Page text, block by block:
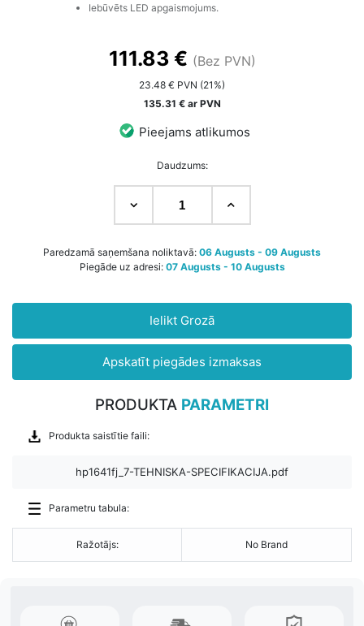
Iebūvēts LED apgaismojums.
111.83 € (Bez PVN)
23.48 € PVN (21%)
135.31 € ar PVN
Pieejams atlikumos
Daudzums:
Paredzamā saņemšana noliktavā: 06 Augusts - 09 Augusts
Piegāde uz adresi: 07 Augusts - 10 Augusts
Ielikt Grozā
Apskatīt piegādes izmaksas
PRODUKTA PARAMETRI
Produkta saistītie faili:
hp1641fj_7-TEHNISKA-SPECIFIKACIJA.pdf
Parametru tabula:
Ražotājs: No Brand